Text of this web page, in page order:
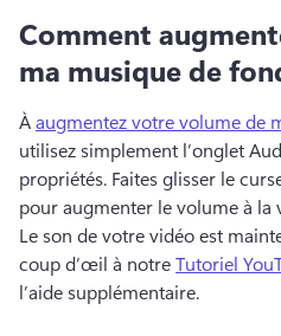
Comment
ma musique de
À augmentez votre volume de
utilisez simplement l’onglet
propriétés. Faites glisser le
Le son de votre vidéo est
coup d’œil à notre Tutoriel
l’aide supplémentaire.